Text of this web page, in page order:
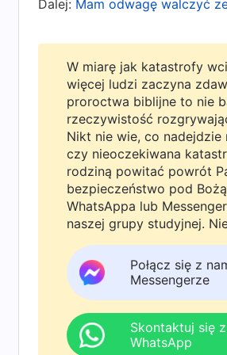
że byłam zajęta pracą i
miałam czasu, ale o to, że
wkładać wysiłku w
chłodne i że to, co
Podążałam błędną
przestraszyłam się i
Zastanowiłam się też i
nieodrzeczny pogląd na
dobrych artykułów
byłam w błędzie.
przedstawiający
nim kwiecistego języka.
Dalej: Mam odwagę walczyć
W miarę jak katastrofy
więcej ludzi zaczyna
proroctwa biblijne to nie
rzeczywistość
Nikt nie wie, co
czy nieoczekiwana
rodziną powitać powrót
bezpieczeństwo pod
WhatsAppa lub
naszej grupy studyjnej.
Połącz się z
Messengerze
Skontaktuj się
WhatsApp